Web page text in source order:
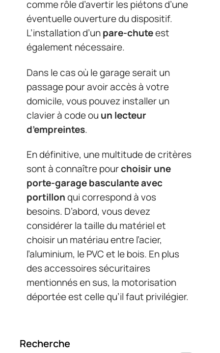
comme rôle d’avertir les piétons d’une
éventuelle ouverture du dispositif.
L’installation d’unpare-chuteest
également nécessaire.
Dans le cas où le garage serait un
passage pour avoir accès à votre
domicile, vous pouvez installer un
clavier à code ou un lecteur
d’empreintes.
En définitive, une multitude de critères
sont à connaître pourchoisir une
porte-garage basculante avec
portillonqui correspond à vos
besoins. D’abord, vous devez
considérer la taille du matériel et
choisir un matériau entre l’acier,
l’aluminium, le PVC et le bois. En plus
des accessoires sécuritaires
mentionnés en sus, la motorisation
déportée est celle qu’il faut privilégier.
Recherche